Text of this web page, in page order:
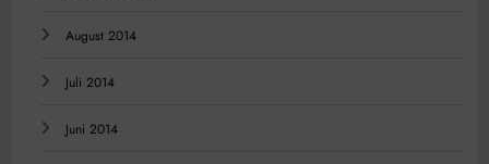
August 2014
Juli 2014
Juni 2014